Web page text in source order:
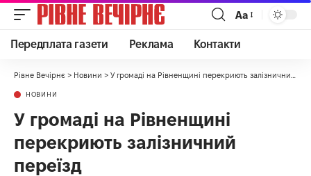
Аа
Передплата газети Реклама Контакти
Рівне Вечірнє > Новини > У громаді на Рівненщині перекриють залізничний переїзд
НОВИНИ
У громаді на Рівненщині
перекриють залізничний
переїзд